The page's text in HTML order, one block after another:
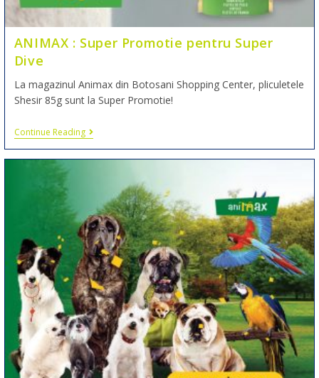
ANIMAX : Super Promotie pentru Super
Dive
La magazinul Animax din Botosani Shopping Center, pliculetele
Shesir 85g sunt la Super Promotie!
Continue Reading